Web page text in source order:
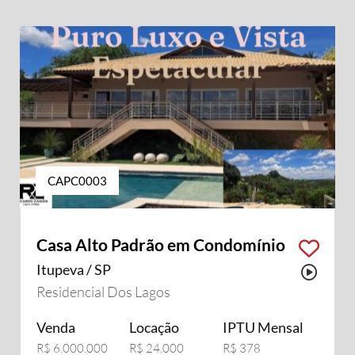
CAPC0003
Casa Alto Padrão em Condomínio
Itupeva / SP
Residencial Dos Lagos
Venda
R$ 6.000.000
Locação
R$ 24.000
IPTU Mensal
R$ 378